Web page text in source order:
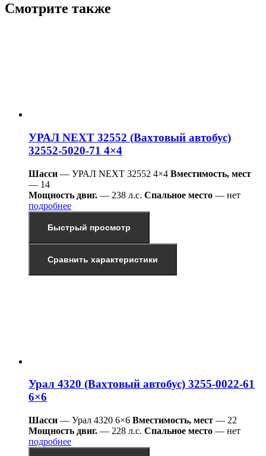
Смотрите также
УРАЛ NEXT 32552 (Вахтовый автобус)
32552-5020-71 4×4
Шасси — УРАЛ NEXT 32552 4×4 Вместимость, мест
— 14
Мощность двиг. — 238 л.с. Спальное место — нет
подробнее
Быстрый просмотр
Сравнить характеристики
Урал 4320 (Вахтовый автобус) 3255-0022-61
6×6
Шасси — Урал 4320 6×6 Вместимость, мест — 22
Мощность двиг. — 228 л.с. Спальное место — нет
подробнее